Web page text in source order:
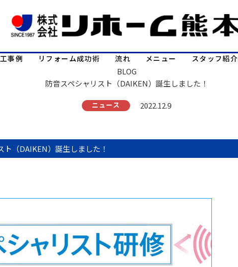
事例 リフォーム成功術 流れ メニュー スタッフ紹介
BLOG
防音スペシャリスト（DAIKEN）誕生しました！
ニュース 2022.12.9
ト（DAIKEN）誕生しました！